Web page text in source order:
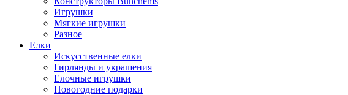
Игрушки
Мягкие игрушки
Разное
Елки
Искусственные елки
Гирлянды и украшения
Елочные игрушки
Новогодние подарки